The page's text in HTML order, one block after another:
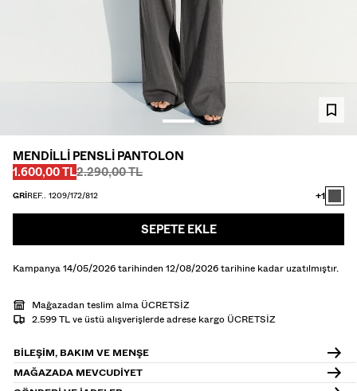
MENDILLI PENSLI PANTOLON
İNDIRIMLI FIYAT
1.600,00 TLÖnce
2.290,00 TL
Önce
GRIREF.. 1209/172/812 +1
SEPETE EKLE
Kampanya 14/05/2026 tarihinden 12/08/2026 tarihine kadar uzatılmıştır.
Mağazadan teslim alma ÜCRETSİZ
2.599 TL ve üstü alışverişlerde adrese kargo ÜCRETSİZ
BILEŞIM, BAKIM VE MENŞE
MAĞAZADA MEVCUDIYET
T-SHIRT VE POLO YAKA T-SHIRT
ŞORT
SWEATSHIRT
PLAJ GİYİMİ
AYAKKABI